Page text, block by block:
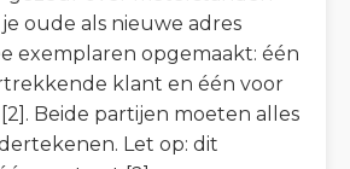
je oude als nieuwe adres
exemplaren opgemaakt: één
klant en één voor
Beide partijen moeten alles
Let op: dit